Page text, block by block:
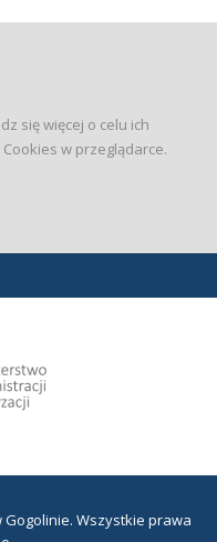
się więcej o celu ich
w przeglądarce.
Wszystkie prawa